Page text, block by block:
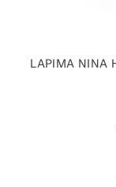
LAPIMA NINA